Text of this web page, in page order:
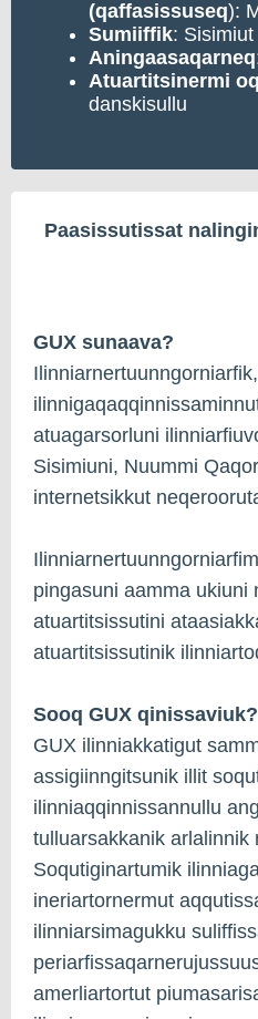
(qaffasissuseq):
Sumiiffik: Sisimiut
Aningaasaqarneq
Atuartitsinermi
danskisullu
Paasissutissat
GUX sunaava?
atuagarsorluni
Sisimiuni, Nuummi
internetsikkut
pingasuni aamma ukiuni
atuartitsissutini
atuartitsissutinik
Sooq GUX qinissaviuk?
GUX ilinniakkatigut
assigiinngitsunik illit
ilinniaqqinnissannullu
tulluarsakkanik arlalinnik
Soqutiginartumik
ineriartornermut
ilinniarsimagukku
amerliartortut